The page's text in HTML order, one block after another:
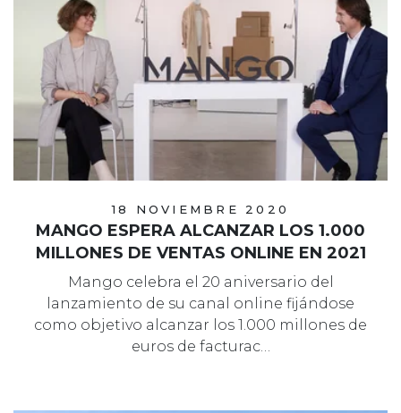
18 NOVIEMBRE 2020
MANGO ESPERA ALCANZAR LOS 1.000
MILLONES DE VENTAS ONLINE EN 2021
Mango celebra el 20 aniversario del
lanzamiento de su canal online fijándose
como objetivo alcanzar los 1.000 millones de
euros de facturac…